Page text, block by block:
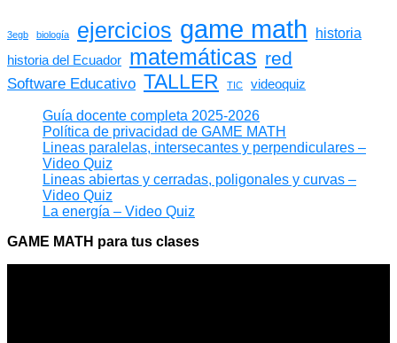
3egb biología ejercicios game math historia
historia del Ecuador matemáticas red
Software Educativo TALLER TIC videoquiz
Guía docente completa 2025-2026
Política de privacidad de GAME MATH
Lineas paralelas, intersecantes y perpendiculares –
Video Quiz
Lineas abiertas y cerradas, poligonales y curvas –
Video Quiz
La energía – Video Quiz
GAME MATH para tus clases